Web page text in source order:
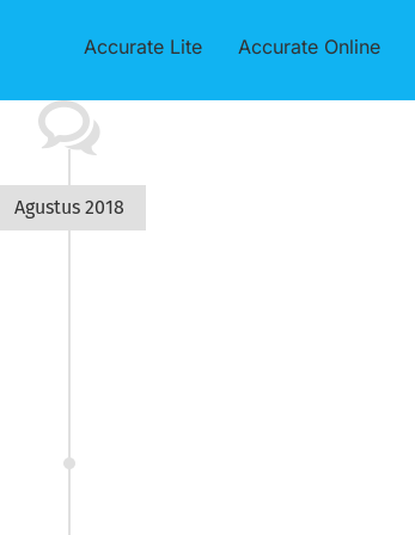
Accurate Lite Accurate Online
Agustus 2018